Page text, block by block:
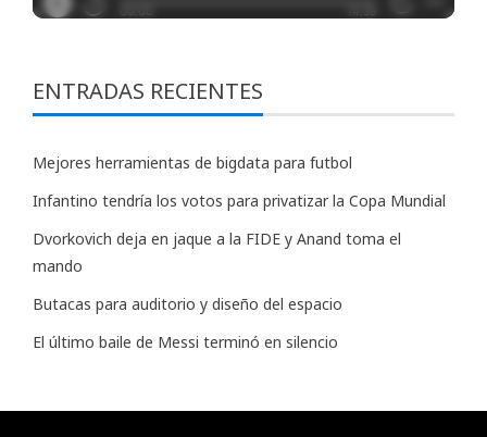
ENTRADAS RECIENTES
Mejores herramientas de bigdata para futbol
Infantino tendría los votos para privatizar la Copa Mundial
Dvorkovich deja en jaque a la FIDE y Anand toma el
mando
Butacas para auditorio y diseño del espacio
El último baile de Messi terminó en silencio